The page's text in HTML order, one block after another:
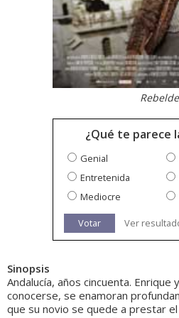
Rebelde
¿Qué te parece
Genial
Entretenida
Mediocre
Votar Ver
Sinopsis
Andalucía, años cincuenta. Enrique
conocerse, se enamoran
que su novio se quede a prestar